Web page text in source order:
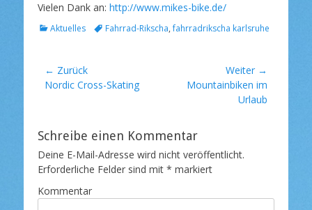
i
c
Vielen Dank an: http://www.mikes-bike.de/
K
n
Aktuelles
S
g
t
e
Fahrrad-Rikscha,fahrradrikscha karlsruhe
Beitragsnavigation
← Zurück
Vorheriger
Nordic Cross-Skating
Weiter →
NächsterMountainbiken im
Urlaub
Schreibe einen Kommentar
Deine E-Mail-Adresse wird nicht veröffentlicht.
Erforderliche Felder sind mit * markiert
Kommentar